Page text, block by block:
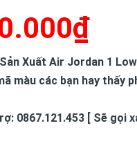
Xuất Air Jordan 1
màu các bạn hay thấy
0867.121.453 [ Sẽ gọi